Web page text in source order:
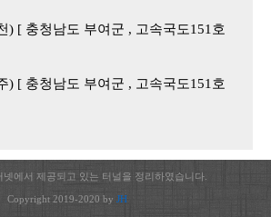
) [ 충청남도 부여군 , 고속국도151호
) [ 충청남도 부여군 , 고속국도151호
넷에서 제공되고 있는 터널을 정리하였습니다.
Copyright 2019-2020 by JH